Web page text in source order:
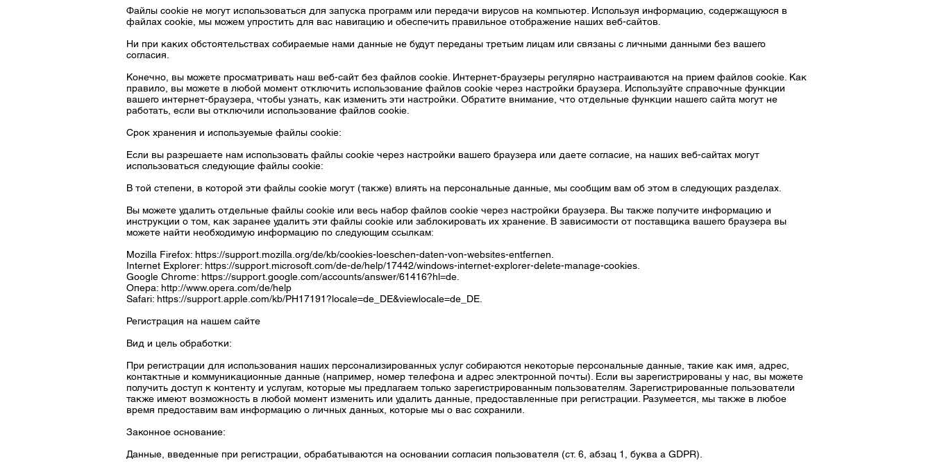
Файлы cookie не могут использоваться для запуска программ или передачи вирусов на компьютер. Используя информацию, содержащуюся в
файлах cookie, мы можем упростить для вас навигацию и обеспечить правильное отображение наших веб-сайтов.
Ни при каких обстоятельствах собираемые нами данные не будут переданы третьим лицам или связаны с личными данными без вашего
согласия.
Конечно, вы можете просматривать наш веб-сайт без файлов cookie. Интернет-браузеры регулярно настраиваются на прием файлов cookie. Как
правило, вы можете в любой момент отключить использование файлов cookie через настройки браузера. Используйте справочные функции
вашего интернет-браузера, чтобы узнать, как изменить эти настройки. Обратите внимание, что отдельные функции нашего сайта могут не
работать, если вы отключили использование файлов cookie.
Срок хранения и используемые файлы cookie:
Если вы разрешаете нам использовать файлы cookie через настройки вашего браузера или даете согласие, на наших веб-сайтах могут
использоваться следующие файлы cookie:
В той степени, в которой эти файлы cookie могут (также) влиять на персональные данные, мы сообщим вам об этом в следующих разделах.
Вы можете удалить отдельные файлы cookie или весь набор файлов cookie через настройки браузера. Вы также получите информацию и
инструкции о том, как заранее удалить эти файлы cookie или заблокировать их хранение. В зависимости от поставщика вашего браузера вы
можете найти необходимую информацию по следующим ссылкам:
Mozilla Firefox: https://support.mozilla.org/de/kb/cookies-loeschen-daten-von-websites-entfernen.
Internet Explorer: https://support.microsoft.com/de-de/help/17442/windows-internet-explorer-delete-manage-cookies.
Google Chrome: https://support.google.com/accounts/answer/61416?hl=de.
Опера: http://www.opera.com/de/help
Safari: https://support.apple.com/kb/PH17191?locale=de_DE&viewlocale=de_DE.
Регистрация на нашем сайте
Вид и цель обработки:
При регистрации для использования наших персонализированных услуг собираются некоторые персональные данные, такие как имя, адрес,
контактные и коммуникационные данные (например, номер телефона и адрес электронной почты). Если вы зарегистрированы у нас, вы можете
получить доступ к контенту и услугам, которые мы предлагаем только зарегистрированным пользователям. Зарегистрированные пользователи
также имеют возможность в любой момент изменить или удалить данные, предоставленные при регистрации. Разумеется, мы также в любое
время предоставим вам информацию о личных данных, которые мы о вас сохранили.
Законное основание:
Данные, введенные при регистрации, обрабатываются на основании согласия пользователя (ст. 6, абзац 1, буква a GDPR).